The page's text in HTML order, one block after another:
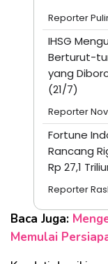
Reporter
IHSG
Berturut-
yang
(21/7)
Reporter
Fortune
Rancang
Rp 27,1
Reporter
Baca Juga:
Memulai